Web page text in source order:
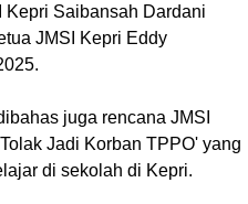
Kepri Saibansah Dardani
JMSI Kepri Eddy
juga rencana JMSI
Jadi Korban TPPO' yang
di sekolah di Kepri.